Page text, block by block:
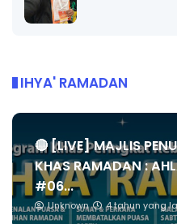
IHYA' RAMADAN
🔴 [LIVE] MAJLIS
KHAS RAMADAN :
#06...
Unknown 4 tahun yang